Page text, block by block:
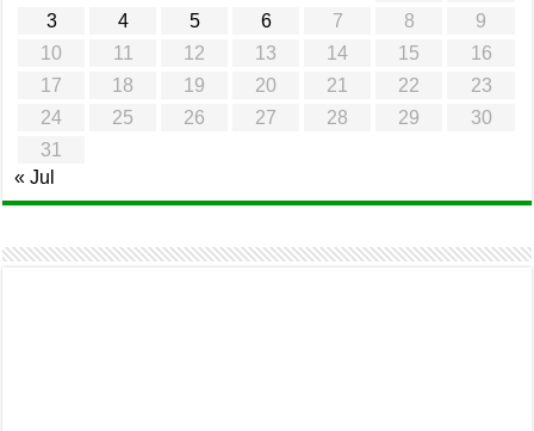
3
4 5 6 7 8
9
10
11 12 13 14 15
16
17
18 19 20 21 22
23
24
25 26 27 28 29
30
31
« Jul